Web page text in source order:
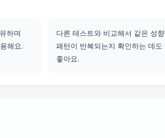
하며
해요.
다른 테스트와 비교해서 같은 성향
패턴이 반복되는지 확인하는 데도
좋아요.